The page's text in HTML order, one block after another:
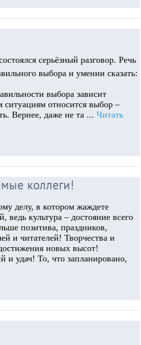
серьёзный разговор. Речь
выбора и умении сказать:
выбора зависит
относится выбор –
Вернее, даже не та ... Читать
коллеги!
делу, в котором жаждете
ведь культура – достояние всего
позитива, праздников,
и читателей! Творчества и
новых высот!
и удач! То, что запланировано,